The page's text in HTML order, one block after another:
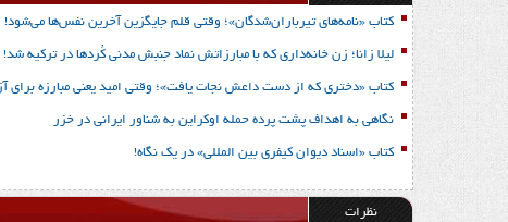
کتاب «نامه‌های تیرباران‌شدگان»؛ وقتی قلم جایگزین آخرین نفس‌ها می‌شود!
لیلا زانا؛ زن خانه‌داری که با مبارزاتش نماد جنبش مدنی کُردها در ترکیه شد!
کتاب «دختری که از دست داعش نجات یافت»؛ وقتی امید یعنی مبارزه برای
نگاهی به اهداف پشت پرده حمله اوکراین به شناور ایرانی در خزر
کتاب «اسناد دیوان کیفری بین المللی» در یک نگاه!
نظرات